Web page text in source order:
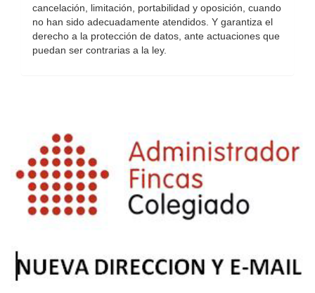
cancelación, limitación, portabilidad y oposición, cuando
no han sido adecuadamente atendidos. Y garantiza el
derecho a la protección de datos, ante actuaciones que
puedan ser contrarias a la ley.